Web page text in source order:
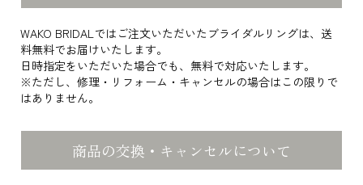
WAKO BRIDALではご注文いただいたブライダルリングは、送
料無料でお届けいたします。
日時指定をいただいた場合でも、無料で対応いたします。
※ただし、修理・リフォーム・キャンセルの場合はこの限りで
はありません。
商品の交換・キャンセルについて